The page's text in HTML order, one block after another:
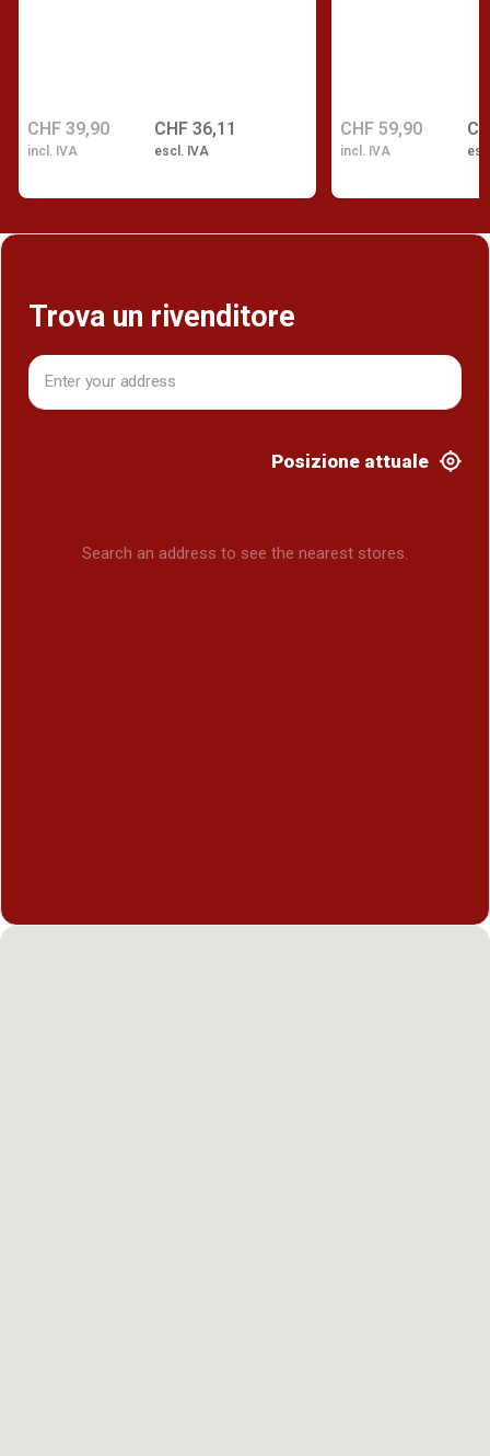
CHF 36,11
escl. IVA
CHF 39,90
incl. IVA
CHF 59,90
incl. IVA
Trova un rivenditore
Posizione attuale
Search an address to see the nearest stores.